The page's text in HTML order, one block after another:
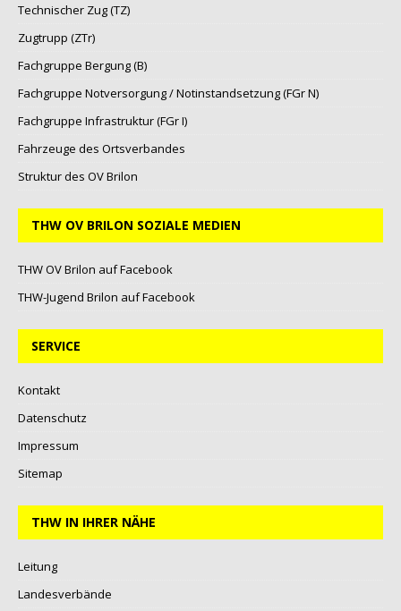
Technischer Zug (TZ)
Zugtrupp (ZTr)
Fachgruppe Bergung (B)
Fachgruppe Notversorgung / Notinstandsetzung (FGr N)
Fachgruppe Infrastruktur (FGr I)
Fahrzeuge des Ortsverbandes
Struktur des OV Brilon
THW OV BRILON SOZIALE MEDIEN
THW OV Brilon auf Facebook
THW-Jugend Brilon auf Facebook
SERVICE
Kontakt
Datenschutz
Impressum
Sitemap
THW IN IHRER NÄHE
Leitung
Landesverbände